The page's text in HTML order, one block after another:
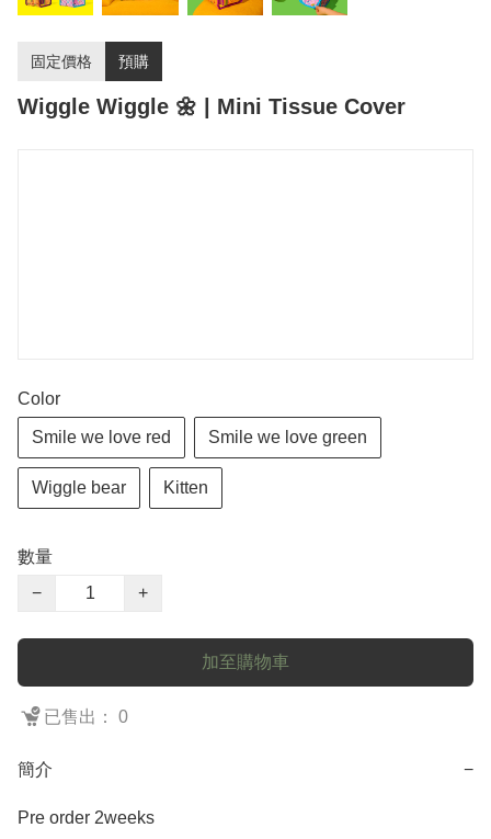
固定價格 預購
Wiggle Wiggle 🌼 | Mini Tissue Cover
Color
Smile we love red Smile we love green
Wiggle bear Kitten
數量
−
+
加至購物車
已售出： 0
簡介 −
Pre order 2weeks